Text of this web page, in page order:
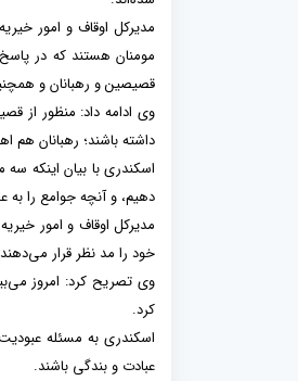
مدیرکل اوقاف و امور
مومنان هستند که در
قصیصین و رهبانان و
وی ادامه داد: منظور از
داشته باشند؛ رهبانان هم
اسکندری با بیان اینکه
دهیم، و آنچه جوامع را
مدیرکل اوقاف و امور
خود را مد نظر قرار
وی تصریح کرد: امروز
کرد.
اسکندری به مسئله
عبادت و بندگی باشند.